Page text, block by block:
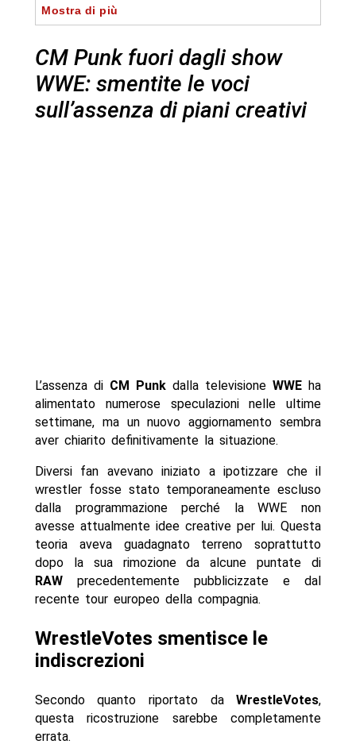
Mostra di più
CM Punk fuori dagli show
WWE: smentite le voci
sull’assenza di piani creativi
L’assenza di CM Punk dalla televisioneWWE ha
alimentato numerose speculazioni nelle ultime
settimane, ma un nuovo aggiornamento sembra
aver chiarito definitivamente la situazione.
Diversi fan avevano iniziato a ipotizzare che il
wrestler fosse stato temporaneamente escluso
dalla programmazione perché la WWE non
avesse attualmente idee creative per lui. Questa
teoria aveva guadagnato terreno soprattutto
dopo la sua rimozione da alcune puntate di
RAWprecedentemente pubblicizzate e dal
recente tour europeo della compagnia.
WrestleVotes smentisce le
indiscrezioni
Secondo quanto riportato daWrestleVotes,
questa ricostruzione sarebbe completamente
errata.